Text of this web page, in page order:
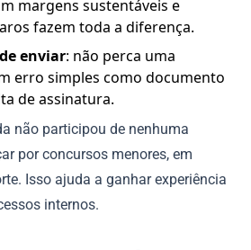
margens sustentáveis e
fazem toda a diferença.
enviar: não perca uma
erro simples como documento
de assinatura.
não participou de nenhuma
por concursos menores, em
Isso ajuda a ganhar experiência
internos.